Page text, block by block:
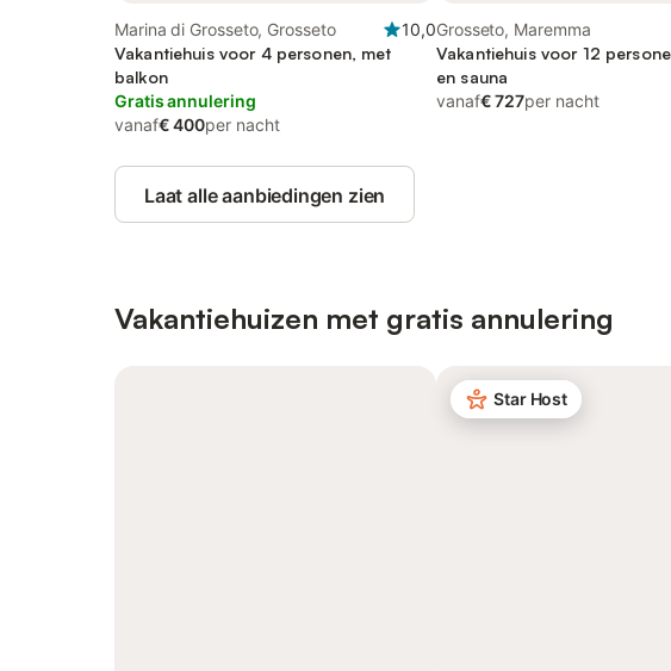
Marina di Grosseto, Grosseto
10,0
Vakantiehuis voor 4 personen, met
balkon
Gratis annulering
vanaf€ 400per nacht
Grosseto, Maremma
Vakantiehuis voor 12
en sauna
vanaf€ 727per nacht
Laat alle aanbiedingen zien
Vakantiehuizen met gratis annulering
Star Host